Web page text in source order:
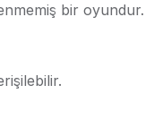
bir oyundur.